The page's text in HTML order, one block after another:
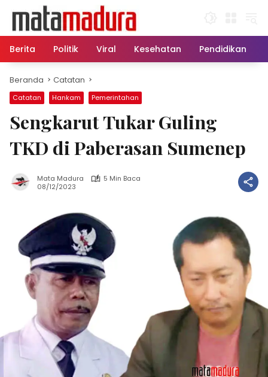
konten
Berita
Politik Viral Kesehatan Pendidikan
Beranda Catatan
Catatan Hankam Pemerintahan
Sengkarut Tukar Guling
TKD di Paberasan Sumenep
Mata Madura
5 Min Baca
08/12/2023